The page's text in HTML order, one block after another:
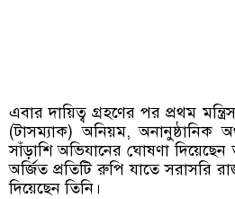
এবার দায়িত্ব গ্রহণের পর প্রথম
(টাসম্যাক)অনিয়ম,অনানুষ্ঠানিক
সাঁড়াশি অভিযানের ঘোষণা
অর্জিত প্রতিটি রুপি যাতে সরাসরি
দিয়েছেন তিনি।